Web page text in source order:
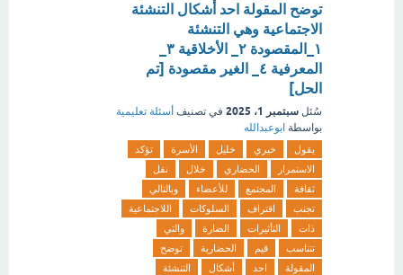
توضح المقولة احد أشكال التنشئة
الاجتماعية وهي التنشئة
المعرفية ٤_ الغير مقصودة [تم
الحل]
سُئل سبتمبر 1، 2025 في تصنيف أسئلة تعليمية
بواسطة ابوعبدالله
يقول خيري خليل الأسرة
تؤكد
الاستمرار
الحضاري خلال
نقل
ثقافة
المجتمع للأعضاء
وبالتالي
تجنب
اقتراف السلوكات
اللاجتماعية
ذات
التأثيرات الضارة
والتي
تتناسب
قيم الحضارية
توضح
المقولة
احد أشكال
التنشئة